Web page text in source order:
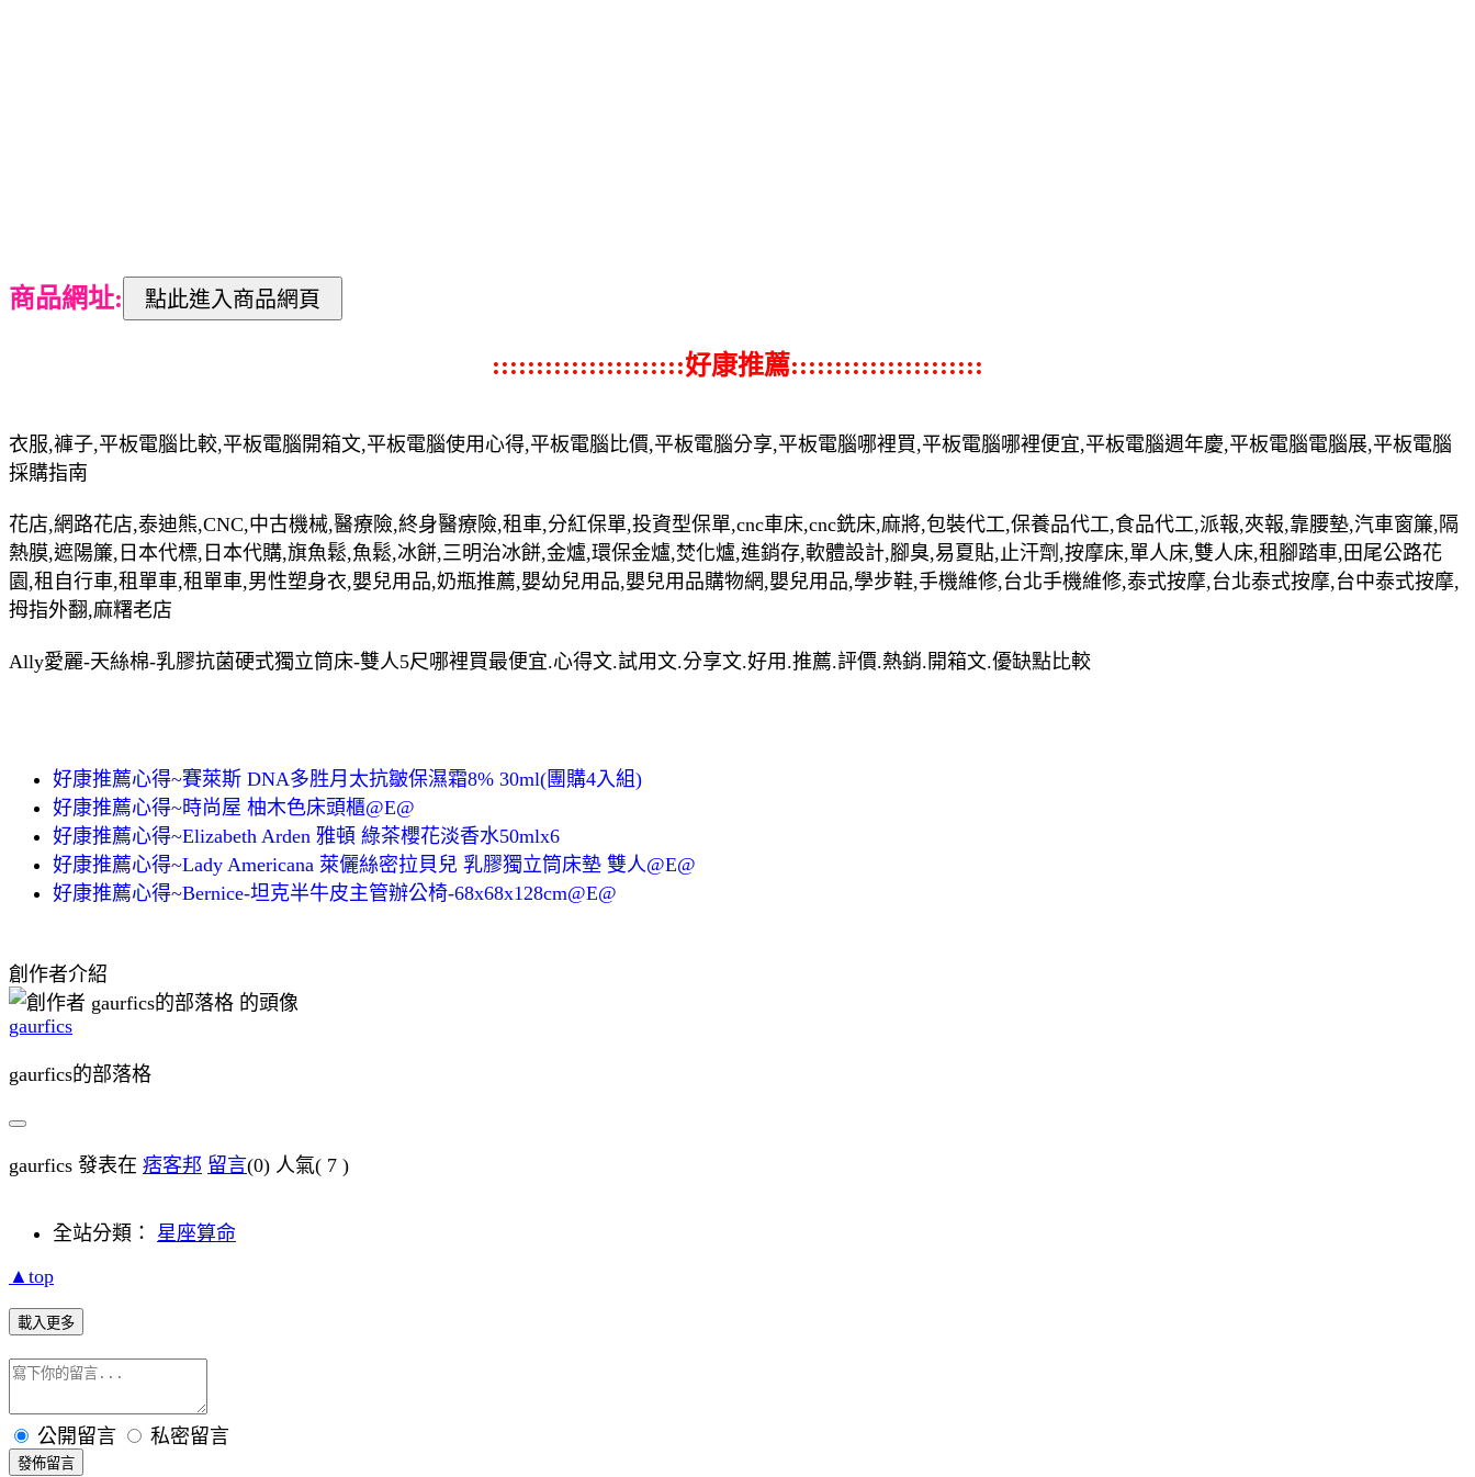
商品網址:
::::::::::::::::::::::好康推薦::::::::::::::::::::::
衣服,褲子,平板電腦比較,平板電腦開箱文,平板電腦使用心得,平板電腦比價,平板電腦分享,平板電腦哪裡買,平板電腦哪裡便宜,平板電腦週年慶,平板電腦電腦展,平板電腦
採購指南
花店,網路花店,泰迪熊,CNC,中古機械,醫療險,終身醫療險,租車,分紅保單,投資型保單,cnc車床,cnc銑床,麻將,包裝代工,保養品代工,食品代工,派報,夾報,靠腰墊,汽車窗簾,隔
熱膜,遮陽簾,日本代標,日本代購,旗魚鬆,魚鬆,冰餅,三明治冰餅,金爐,環保金爐,焚化爐,進銷存,軟體設計,腳臭,易夏貼,止汗劑,按摩床,單人床,雙人床,租腳踏車,田尾公路花
園,租自行車,租單車,租單車,男性塑身衣,嬰兒用品,奶瓶推薦,嬰幼兒用品,嬰兒用品購物網,嬰兒用品,學步鞋,手機維修,台北手機維修,泰式按摩,台北泰式按摩,台中泰式按摩,
拇指外翻,麻糬老店
Ally愛麗-天絲棉-乳膠抗菌硬式獨立筒床-雙人5尺哪裡買最便宜.心得文.試用文.分享文.好用.推薦.評價.熱銷.開箱文.優缺點比較
好康推薦心得~賽萊斯 DNA多胜月太抗皺保濕霜8% 30ml(團購4入組)
好康推薦心得~時尚屋 柚木色床頭櫃@E@
好康推薦心得~Elizabeth Arden 雅頓 綠茶櫻花淡香水50mlx6
好康推薦心得~Lady Americana 萊儷絲密拉貝兒 乳膠獨立筒床墊 雙人@E@
好康推薦心得~Bernice-坦克半牛皮主管辦公椅-68x68x128cm@E@
創作者介紹
gaurfics
gaurfics的部落格
gaurfics 發表在 痞客邦 留言(0) 人氣( 7 )
全站分類： 星座算命
▲top
載入更多
公開留言 私密留言
發佈留言